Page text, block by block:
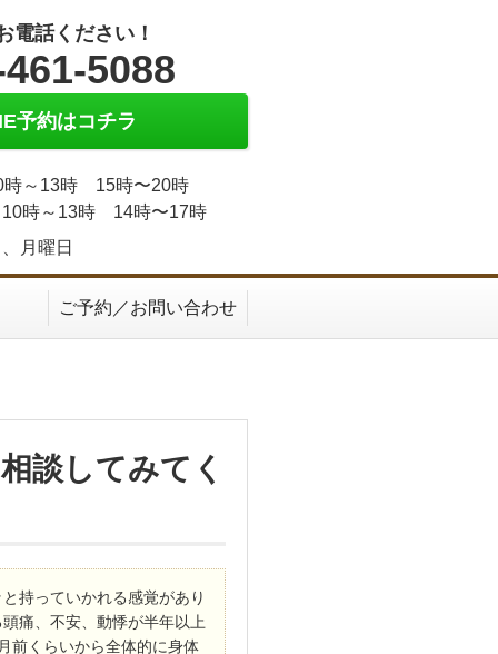
電話ください！
5088
予約はコチラ
時～13時 15時〜20時
10時～13時 14時〜17時
月曜日
ご予約／お問い合わせ
談してみてく
持っていかれる感覚があり
痛、不安、動悸が半年以上
前くらいから全体的に身体